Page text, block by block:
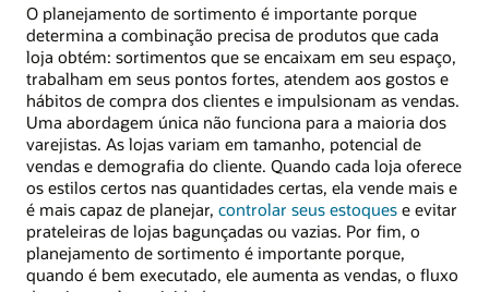
O planejamento de sortimento é importante porque
determina a combinação precisa de produtos que cada
loja obtém: sortimentos que se encaixam em seu espaço,
trabalham em seus pontos fortes, atendem aos gostos e
hábitos de compra dos clientes e impulsionam as vendas.
Uma abordagem única não funciona para a maioria dos
varejistas. As lojas variam em tamanho, potencial de
vendas e demografia do cliente. Quando cada loja oferece
os estilos certos nas quantidades certas, ela vende mais e
é mais capaz de planejar, controlar seus estoques e evitar
prateleiras de lojas bagunçadas ou vazias. Por fim, o
planejamento de sortimento é importante porque,
quando é bem executado, ele aumenta as vendas, o fluxo